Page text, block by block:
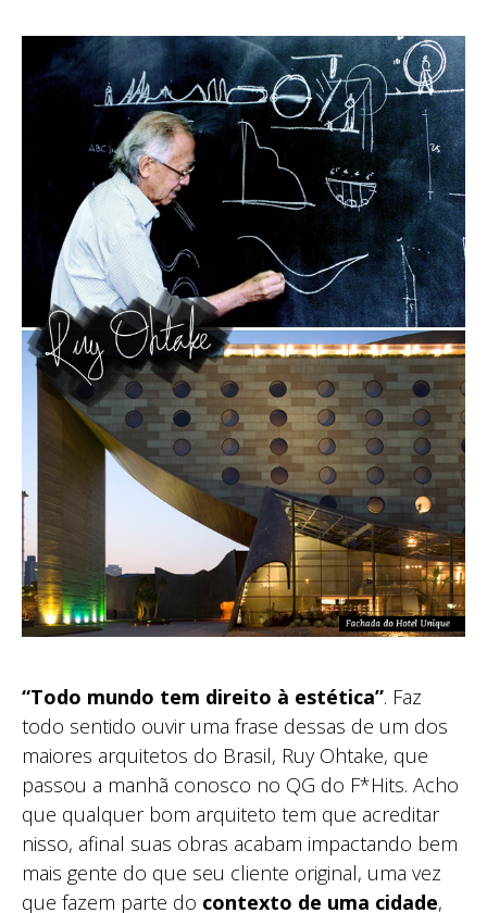
“Todo mundo tem direito à estética”. Faz
todo sentido ouvir uma frase dessas de um dos
maiores arquitetos do Brasil, Ruy Ohtake, que
passou a manhã conosco no QG do F*Hits. Acho
que qualquer bom arquiteto tem que acreditar
nisso, afinal suas obras acabam impactando bem
mais gente do que seu cliente original, uma vez
que fazem parte do contexto de uma cidade,